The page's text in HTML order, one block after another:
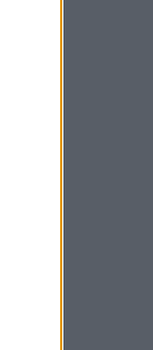
τον στρατό
μεγάλου
drones
ήχοι στην
ερμηνευτή